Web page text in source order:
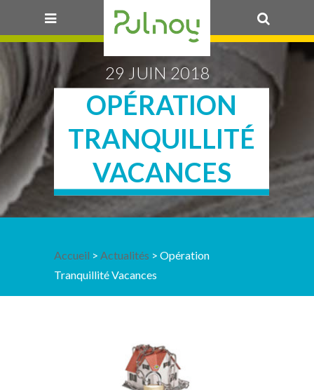
29 JUIN 2018
OPÉRATION
TRANQUILLITÉ
VACANCES
Accueil >Actualités > Opération
Tranquillité Vacances